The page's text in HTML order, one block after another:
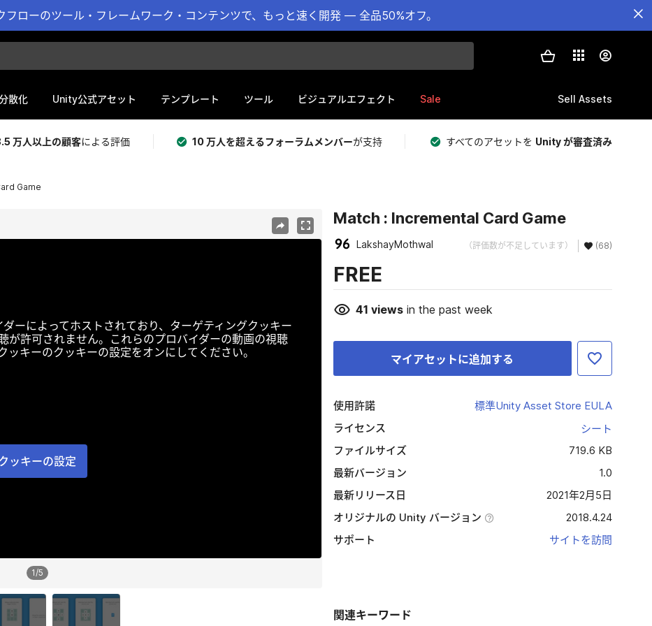
フローのツール・フレームワーク・コンテンツで、もっと速く開発 — 全品50%オフ。
散化 Unity公式アセット テンプレート ツール ビジュアルエフェクト Sale Sell Assets
万人以上の顧客による評価 10 万人を超えるフォーラムメンバーが支持 すべてのアセットを Unity が審査済み
Game
ーによってホストされており、ターゲティングクッキー
が許可されません。これらのプロバイダーの動画の視聴
キーのクッキーの設定をオンにしてください。
ッキーの設定
1/5
Match : Incremental Card Game
LakshayMothwal （評価数が不足しています） (68)
FREE
41 viewsin the past week
マイアセットに追加する
使用許諾
標準Unity Asset Store EULA
ライセンス
シート
ファイルサイズ
719.6 KB
最新バージョン
1.0
最新リリース日
2021年2月5日
オリジナルの Unity バージョン
2018.4.24
サポート
サイトを訪問
関連キーワード